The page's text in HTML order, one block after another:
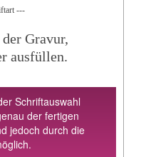
---
Gravur,
ausfüllen.
Schriftauswahl
der fertigen
jedoch durch die